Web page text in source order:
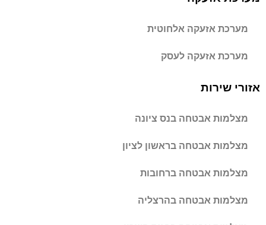
מערכת אזעקה אלחוטית
מערכת אזעקה לעסק
אזורי שירות
מצלמות אבטחה בנס ציונה
מצלמות אבטחה בראשון לציון
מצלמות אבטחה ברחובות
מצלמות אבטחה בהרצליה